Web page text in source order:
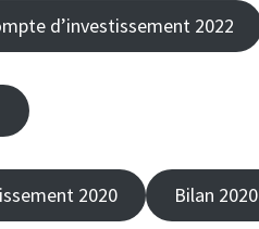
d’investissement 2022
2020 Bilan 2020